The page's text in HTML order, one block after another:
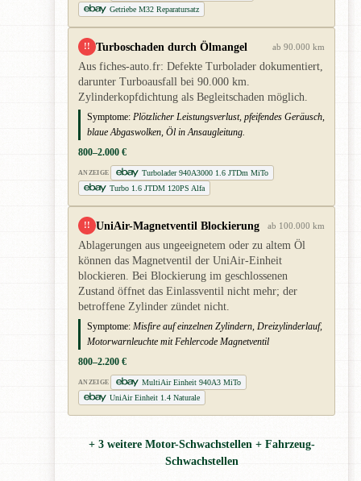
Getriebe M32 Reparatursatz
!! Turboschaden durch Ölmangel ab 90.000 km
Aus fiches-auto.fr: Defekte Turbolader dokumentiert,
darunter Turboausfall bei 90.000 km.
Zylinderkopfdichtung als Begleitschaden möglich.
Symptome: Plötzlicher Leistungsverlust, pfeifendes Geräusch,
blaue Abgaswolken, Öl in Ansaugleitung.
800–2.000 €
ANZEIGE
Turbolader 940A3000 1.6 JTDm MiTo
Turbo 1.6 JTDM 120PS Alfa
!! UniAir-Magnetventil Blockierung ab 100.000 km
Ablagerungen aus ungeeignetem oder zu altem Öl
können das Magnetventil der UniAir-Einheit
blockieren. Bei Blockierung im geschlossenen
Zustand öffnet das Einlassventil nicht mehr; der
betroffene Zylinder zündet nicht.
Symptome: Misfire auf einzelnen Zylindern, Dreizylinderlauf,
Motorwarnleuchte mit Fehlercode Magnetventil
800–2.200 €
ANZEIGE
MultiAir Einheit 940A3 MiTo
UniAir Einheit 1.4 Naturale
+ 3 weitere Motor-Schwachstellen + Fahrzeug-
Schwachstellen